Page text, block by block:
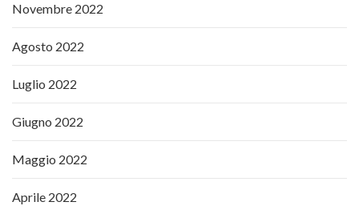
Novembre 2022
Agosto 2022
Luglio 2022
Giugno 2022
Maggio 2022
Aprile 2022